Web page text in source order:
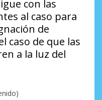
con las
al caso para
de
caso de que las
a la luz del